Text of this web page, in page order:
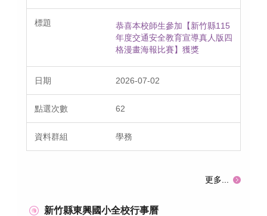
恭喜本校師生參加【新竹縣115
年度交通安全教育宣導真人版四
格漫畫海報比賽】獲獎
2026-07-02
62
學務
更多...
新竹縣東興國小全校行事曆